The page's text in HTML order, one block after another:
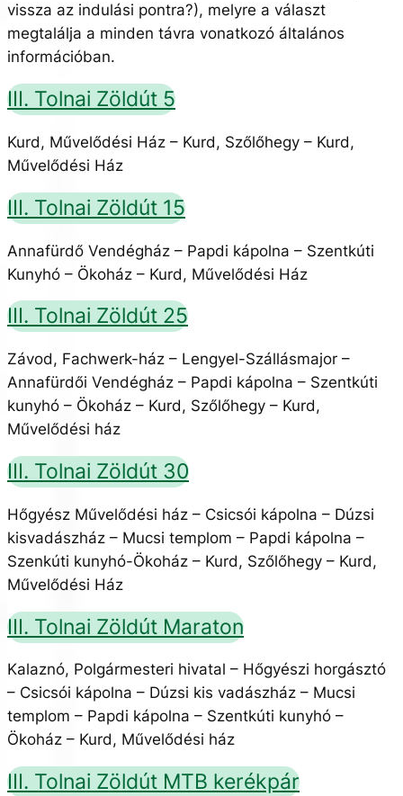
vissza az indulási pontra?), melyre a választ
megtalálja a minden távra vonatkozó általános
információban.
III. Tolnai Zöldút 5
Kurd, Művelődési Ház – Kurd, Szőlőhegy – Kurd,
Művelődési Ház
III. Tolnai Zöldút 15
Annafürdő Vendégház – Papdi kápolna – Szentkúti
Kunyhó – Ökoház – Kurd, Művelődési Ház
III. Tolnai Zöldút 25
Závod, Fachwerk-ház – Lengyel-Szállásmajor –
Annafürdői Vendégház – Papdi kápolna – Szentkúti
kunyhó – Ökoház – Kurd, Szőlőhegy – Kurd,
Művelődési ház
III. Tolnai Zöldút 30
Hőgyész Művelődési ház – Csicsói kápolna – Dúzsi
kisvadászház – Mucsi templom – Papdi kápolna –
Szenkúti kunyhó-Ökoház – Kurd, Szőlőhegy – Kurd,
Művelődési Ház
III. Tolnai Zöldút Maraton
Kalaznó, Polgármesteri hivatal – Hőgyészi horgásztó
– Csicsói kápolna – Dúzsi kis vadászház – Mucsi
templom – Papdi kápolna – Szentkúti kunyhó –
Ökoház – Kurd, Művelődési ház
III. Tolnai Zöldút MTB kerékpár